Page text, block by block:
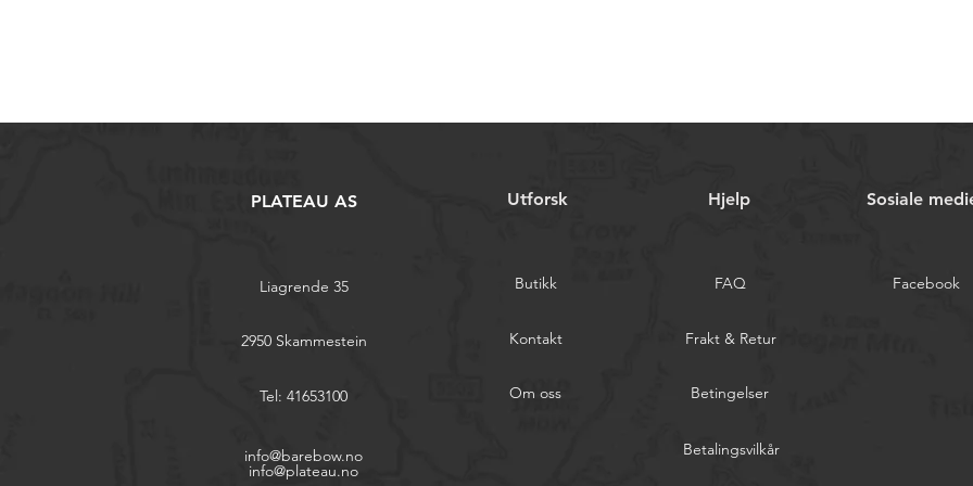
PLATEAU AS Utforsk Hjelp Sosiale
Liagrende 35
2950 Skammestein
Tel: 41653100
info@barebow.no
info@plateau.no
Butikk
Kontakt
Om oss
FAQ Facebook
Frakt & Retur
Betingelser
Betalingsvilkår